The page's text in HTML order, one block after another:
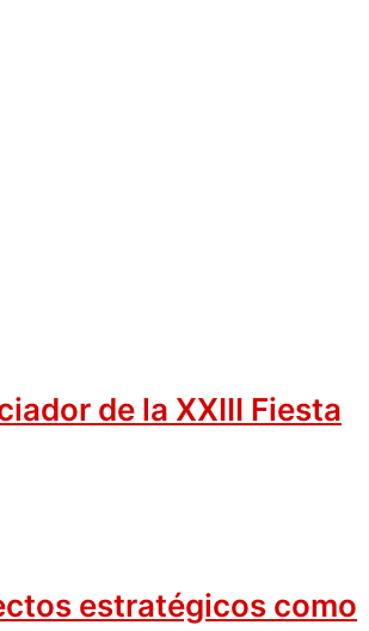
de la XXIII Fiesta
estratégicos como